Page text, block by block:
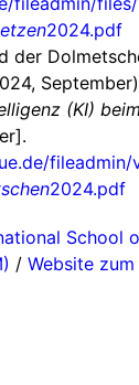
2024.pdf
der
(KI)
fileadmin/
2024.pdf
School
/ Website